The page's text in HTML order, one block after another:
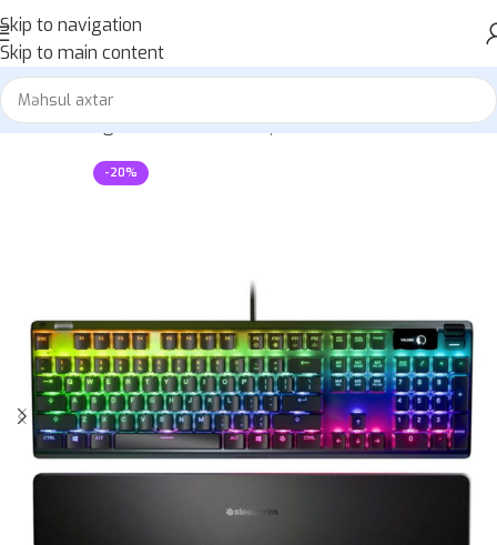
Skip to navigation
Skip to main content
Home»Mağaza»SteelSeries Apex 7
-20%